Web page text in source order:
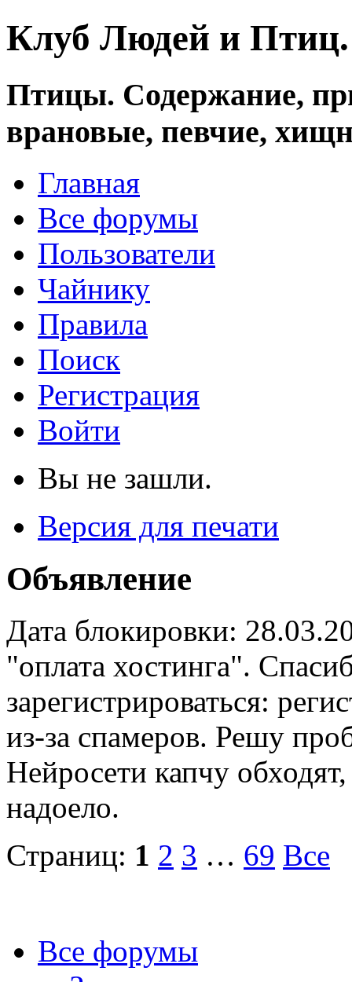
Клуб Людей и
Птицы. Содержание,
врановые, певчие,
Главная
Все форумы
Пользователи
Чайнику
Правила
Поиск
Регистрация
Войти
Вы не зашли.
Версия для печати
Объявление
Дата блокировки:
"оплата хостинга".
зарегистрироваться:
из-за спамеров. Решу
Нейросети капчу
надоело.
Страниц: 1 2 3 … 69 Все
Все форумы